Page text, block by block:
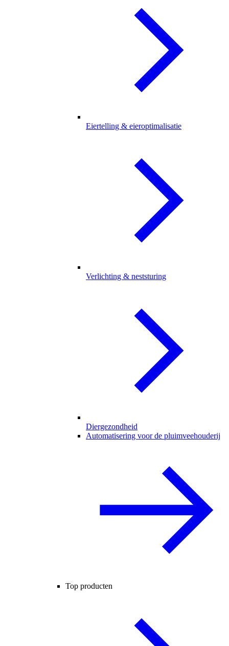
Eiertelling & eieroptimalisatie
Verlichting & neststuring
Diergezondheid
Automatisering voor de pluimveehouderij
Top producten